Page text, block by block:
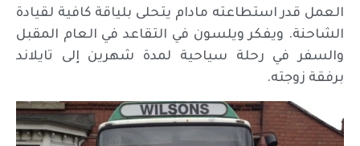
العمل قدر استطاعته مادام يتحلى بلياقة كافية لقيادة
الشاحنة. ويفكر ويلسون في التقاعد في العام المقبل
والسفر في رحلة سياحية لمدة شهرين إلى تايلاند
برفقة زوجته.